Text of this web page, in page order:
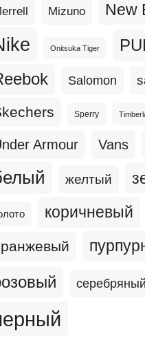
Mizuno New
Onitsuka Tiger
Salomon
Sperry
Armour Vans
желтый
коричневый
серебряный